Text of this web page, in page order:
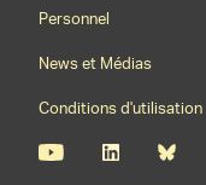
Personnel
News et Médias
Conditions d'utilisation